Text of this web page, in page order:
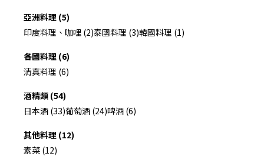
亞洲料理 (5)
印度料理、咖哩 (2)泰國料理 (3)韓國料理 (1)
各國料理 (6)
清真料理 (6)
酒精類 (54)
日本酒 (33)葡萄酒 (24)啤酒 (6)
其他料理 (12)
素菜 (12)